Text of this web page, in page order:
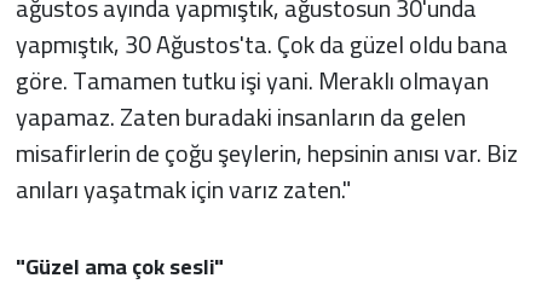
yapmıştık, 30 Ağustos'ta. Çok da güzel oldu bana
göre. Tamamen tutku işi yani. Meraklı olmayan
yapamaz. Zaten buradaki insanların da gelen
misafirlerin de çoğu şeylerin, hepsinin anısı var. Biz
anıları yaşatmak için varız zaten."
"Güzel ama çok sesli"